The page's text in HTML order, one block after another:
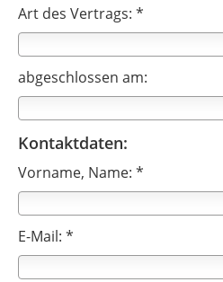
Art des Vertrags: *
abgeschlossen am:
Kontaktdaten:
Vorname, Name: *
E-Mail: *